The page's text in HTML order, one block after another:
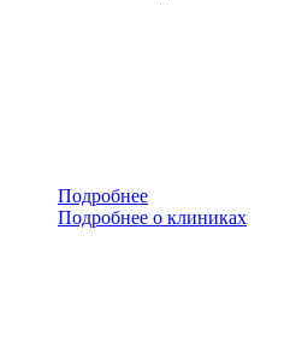
Подробнее
Подробнее о клиниках